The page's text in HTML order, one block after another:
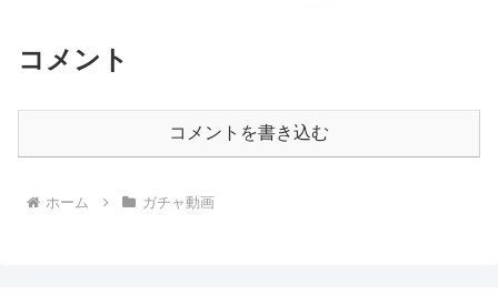
コメント
コメントを書き込む
ホーム ガチャ動画